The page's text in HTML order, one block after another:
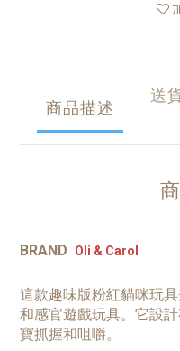
商品描述
送
BRAND Oli & Carol
這款趣味版粉紅貓咪玩
和感官遊戲玩具。它設
寶抓握和咀嚼。